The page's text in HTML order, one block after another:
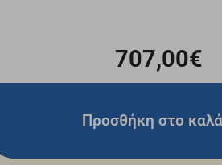
707,00€
Προσθήκη στο